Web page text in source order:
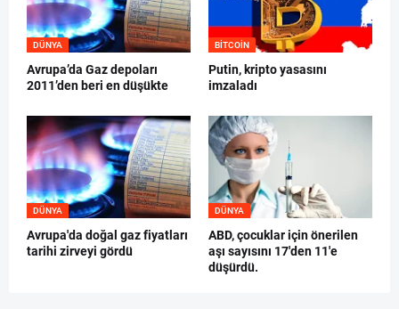
DÜNYA
Avrupa’da Gaz depoları
2011’den beri en düşükte
BITCOIN
Putin, kripto yasasını
imzaladı
DÜNYA
Avrupa'da doğal gaz fiyatları
tarihi zirveyi gördü
DÜNYA
ABD, çocuklar için önerilen
aşı sayısını 17'den 11'e
düşürdü.